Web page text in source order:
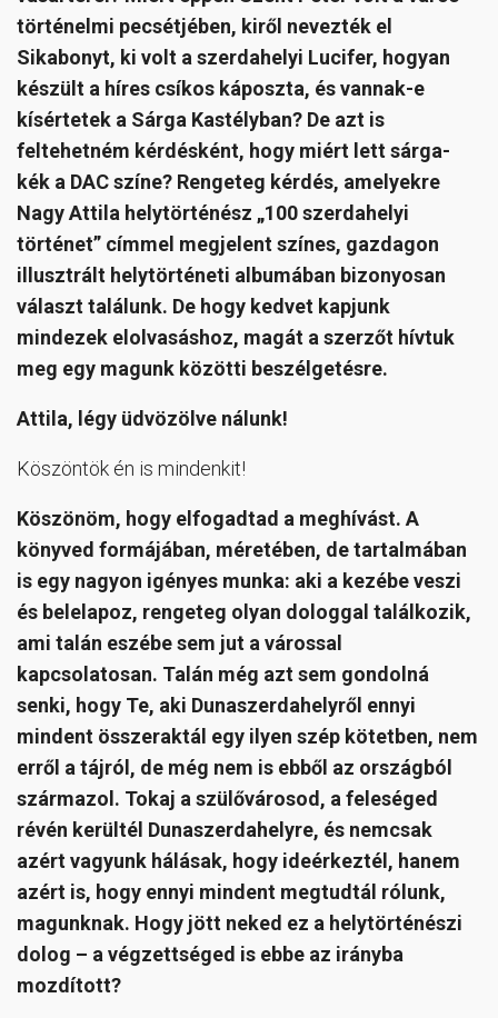
történelmi pecsétjében, kiről nevezték el
Sikabonyt, ki volt a szerdahelyi Lucifer, hogyan
készült a híres csíkos káposzta, és vannak-e
kísértetek a Sárga Kastélyban? De azt is
feltehetném kérdésként, hogy miért lett sárga-
kék a DAC színe? Rengeteg kérdés, amelyekre
Nagy Attila helytörténész „100 szerdahelyi
történet” címmel megjelent színes, gazdagon
illusztrált helytörténeti albumában bizonyosan
választ találunk. De hogy kedvet kapjunk
mindezek elolvasáshoz, magát a szerzőt hívtuk
meg egy magunk közötti beszélgetésre.
Attila, légy üdvözölve nálunk!
Köszöntök én is mindenkit!
Köszönöm, hogy elfogadtad a meghívást. A
könyved formájában, méretében, de tartalmában
is egy nagyon igényes munka: aki a kezébe veszi
és belelapoz, rengeteg olyan dologgal találkozik,
ami talán eszébe sem jut a várossal
kapcsolatosan. Talán még azt sem gondolná
senki, hogy Te, aki Dunaszerdahelyről ennyi
mindent összeraktál egy ilyen szép kötetben, nem
erről a tájról, de még nem is ebből az országból
származol. Tokaj a szülővárosod, a feleséged
révén kerültél Dunaszerdahelyre, és nemcsak
azért vagyunk hálásak, hogy ideérkeztél, hanem
azért is, hogy ennyi mindent megtudtál rólunk,
magunknak. Hogy jött neked ez a helytörténészi
dolog – a végzettséged is ebbe az irányba
mozdított?